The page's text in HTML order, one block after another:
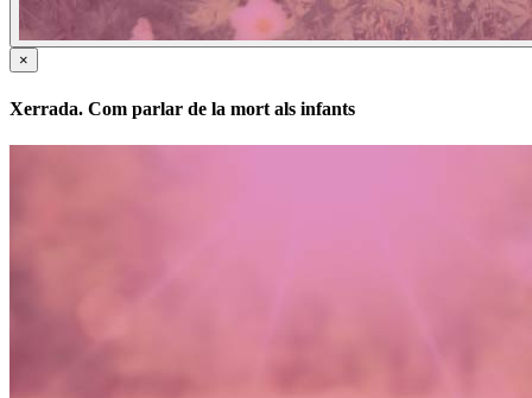
×
Xerrada. Com parlar de la mort als infants